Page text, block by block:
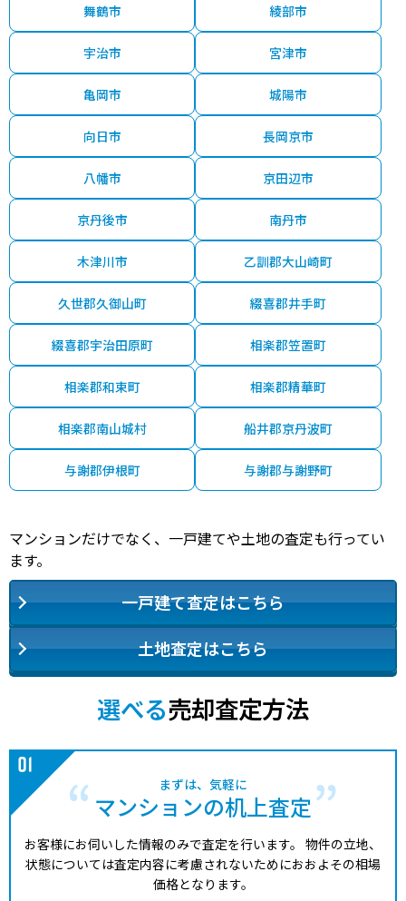
舞鶴市 綾部市
宇治市 宮津市
亀岡市 城陽市
向日市 長岡京市
八幡市 京田辺市
京丹後市 南丹市
木津川市 乙訓郡大山崎町
久世郡久御山町 綴喜郡井手町
綴喜郡宇治田原町 相楽郡笠置町
相楽郡和束町 相楽郡精華町
相楽郡南山城村 船井郡京丹波町
与謝郡伊根町 与謝郡与謝野町
マンションだけでなく、一戸建てや土地の査定も行ってい
ます。
一戸建て査定はこちら
土地査定はこちら
選べる売却査定方法
まずは、気軽に
マンションの机上査定
お客様にお伺いした情報のみで査定を行います。 物件の立地、
状態については査定内容に考慮されないためにおおよその相場
価格となります。